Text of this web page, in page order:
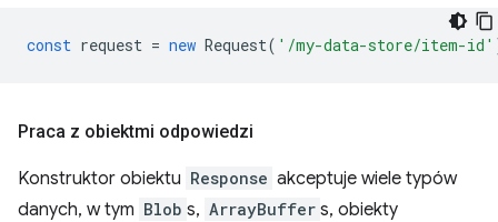
const request = new Request( '/my-data-store/item-id'
Praca z obiektmi odpowiedzi
Konstruktor obiektu Response akceptuje wiele typów
danych, w tym Blob s, ArrayBuffer s, obiekty